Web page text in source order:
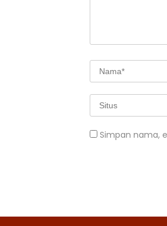
Simpan nama,